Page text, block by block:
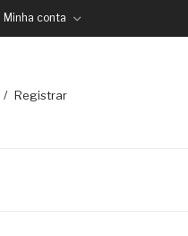
Minha conta
Registrar